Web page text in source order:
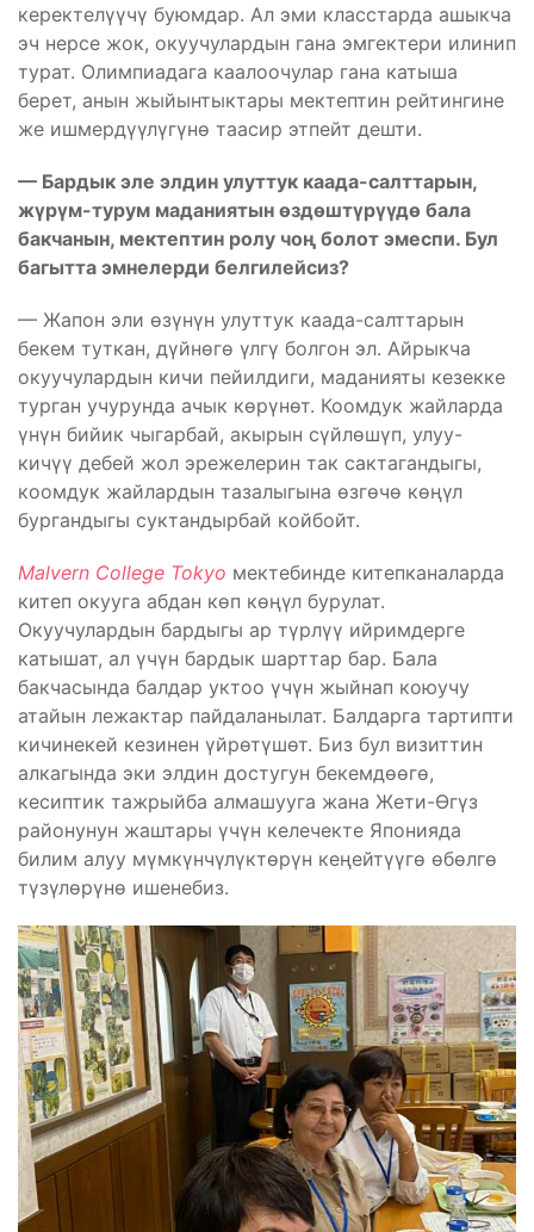
керектелүүчү буюмдар. Ал эми класстарда ашыкча
эч нерсе жок, окуучулардын гана эмгектери илинип
турат. Олимпиадага каалоочулар гана катыша
берет, анын жыйынтыктары мектептин рейтингине
же ишмердүүлүгүнө таасир этпейт дешти.
— Бардык эле элдин улуттук каада-салттарын,
жүрүм-турум маданиятын өздөштүрүүдө бала
бакчанын, мектептин ролу чоң болот эмеспи. Бул
багытта эмнелерди белгилейсиз?
— Жапон эли өзүнүн улуттук каада-салттарын
бекем туткан, дүйнөгө үлгү болгон эл. Айрыкча
окуучулардын кичи пейилдиги, маданияты кезекке
турган учурунда ачык көрүнөт. Коомдук жайларда
үнүн бийик чыгарбай, акырын сүйлөшүп, улуу-
кичүү дебей жол эрежелерин так сактагандыгы,
коомдук жайлардын тазалыгына өзгөчө көңүл
бургандыгы суктандырбай койбойт.
Malvern College Tokyo мектебинде китепканаларда
китеп окууга абдан көп көңүл бурулат.
Окуучулардын бардыгы ар түрлүү ийримдерге
катышат, ал үчүн бардык шарттар бар. Бала
бакчасында балдар уктоо үчүн жыйнап коюучу
атайын лежактар пайдаланылат. Балдарга тартипти
кичинекей кезинен үйрөтүшөт. Биз бул визиттин
алкагында эки элдин достугун бекемдөөгө,
кесиптик тажрыйба алмашууга жана Жети-Өгүз
районунун жаштары үчүн келечекте Японияда
билим алуу мүмкүнчүлүктөрүн кеңейтүүгө өбөлгө
түзүлөрүнө ишенебиз.